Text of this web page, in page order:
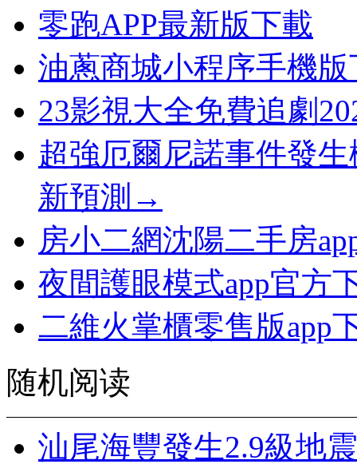
零跑APP最新版下載
油蔥商城小程序手機版
23影視大全免費追劇
超強厄爾尼諾事件發
新預測→
房小二網沈陽二手房
夜間護眼模式app官方
二維火掌櫃零售版app
随机阅读
汕尾海豐發生2.9級地